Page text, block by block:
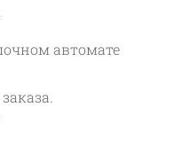
автомате